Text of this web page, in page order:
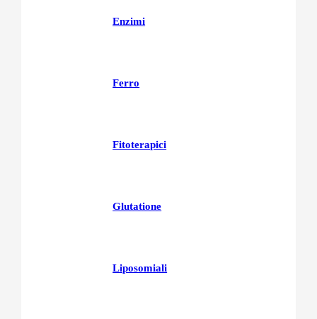
Enzimi
Ferro
Fitoterapici
Glutatione
Liposomiali